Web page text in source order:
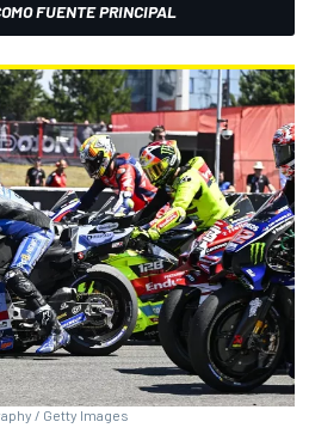
FUENTE PRINCIPAL
/ Getty Images